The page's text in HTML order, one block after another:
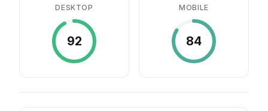
DESKTOP
92
MOBILE
84